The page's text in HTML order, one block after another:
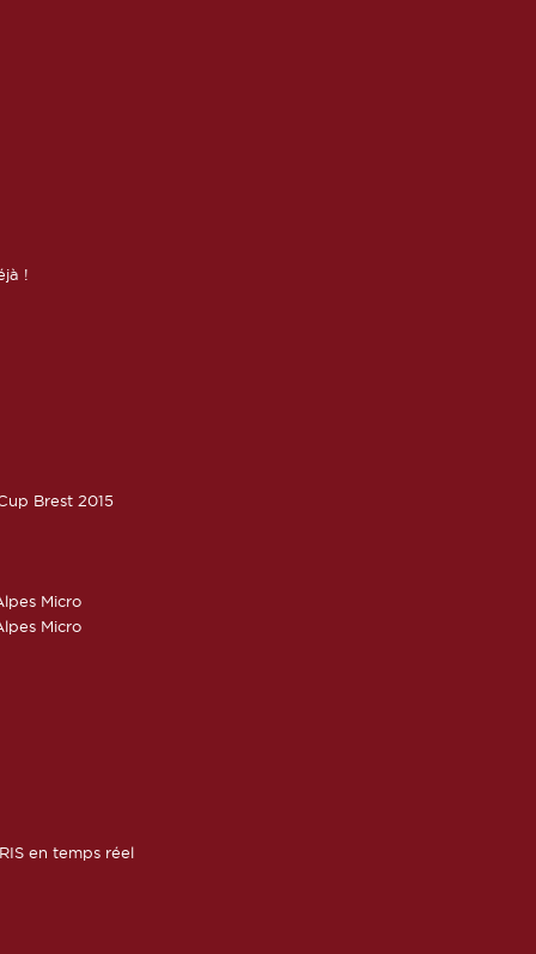
!
Brest 2015
Micro
Micro
en temps réel